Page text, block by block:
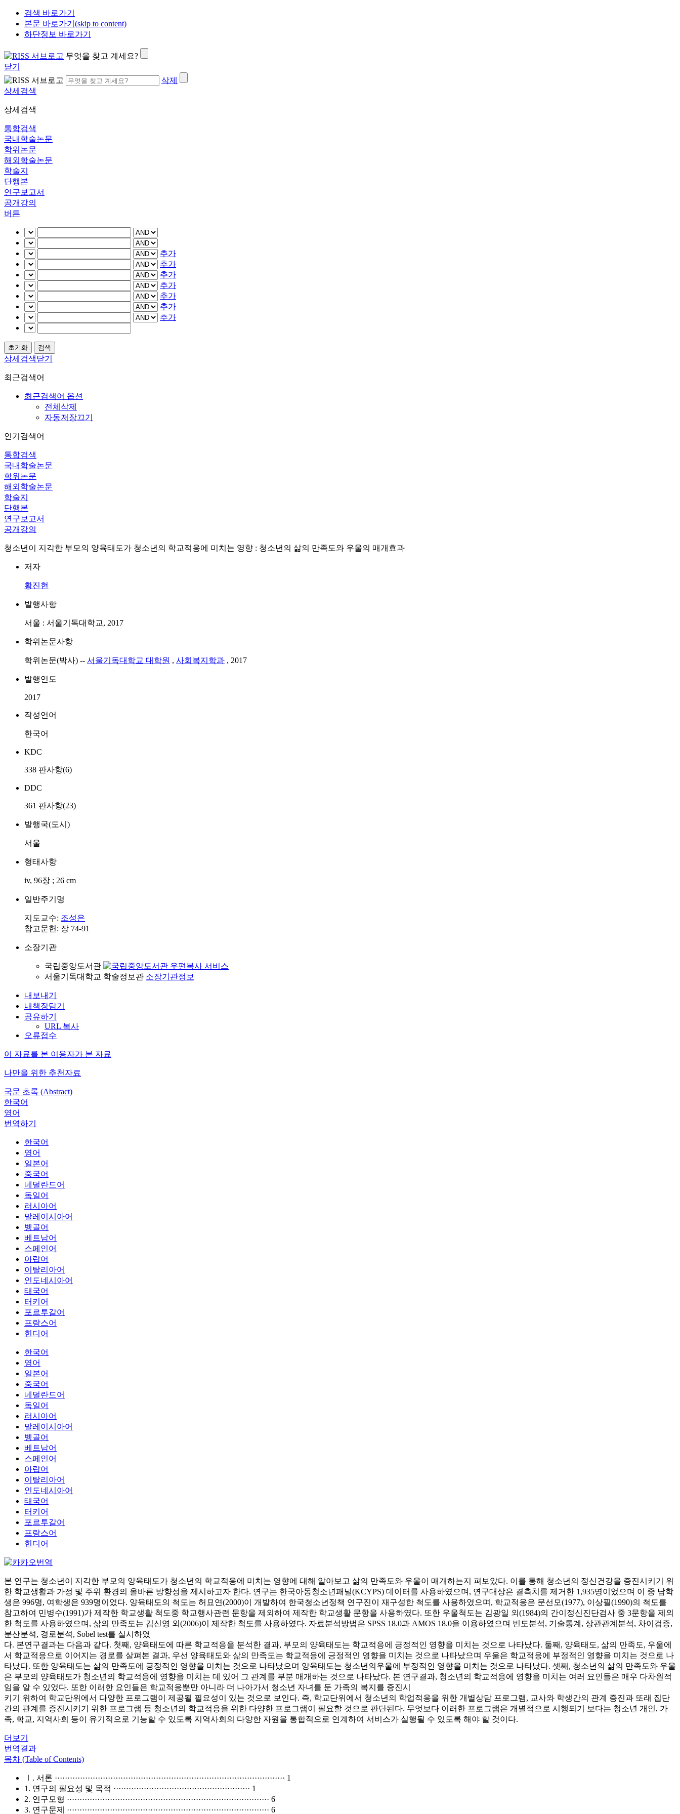
검색 바로가기
본문 바로가기(skip to content)
하단정보 바로가기
무엇을 찾고 계세요?
닫기
삭제
상세검색
상세검색
통합검색
국내학술논문
학위논문
해외학술논문
학술지
단행본
연구보고서
공개강의
버튼
추가
추가
추가
추가
추가
추가
추가
상세검색닫기
최근검색어
최근검색어 옵션
전체삭제
자동저장끄기
인기검색어
통합검색
국내학술논문
학위논문
해외학술논문
학술지
단행본
연구보고서
공개강의
청소년이 지각한 부모의 양육태도가 청소년의 학교적응에 미치는 영향 : 청소년의 삶의 만족도와 우울의 매개효과
저자
황진현
발행사항
서울 : 서울기독대학교, 2017
학위논문사항
학위논문(박사) -- 서울기독대학교 대학원 , 사회복지학과 , 2017
발행연도
2017
작성언어
한국어
KDC
338 판사항(6)
DDC
361 판사항(23)
발행국(도시)
서울
형태사항
iv, 96장 ; 26 cm
일반주기명
지도교수: 조성은
참고문헌: 장 74-91
소장기관
국립중앙도서관
서울기독대학교 학술정보관 소장기관정보
내보내기
내책장담기
공유하기
URL 복사
오류접수
이 자료를 본 이용자가 본 자료
나만을 위한 추천자료
국문 초록 (Abstract)
한국어
영어
번역하기
한국어
영어
일본어
중국어
네덜란드어
독일어
러시아어
말레이시아어
벵골어
베트남어
스페인어
아랍어
이탈리아어
인도네시아어
태국어
터키어
포르투갈어
프랑스어
힌디어
한국어
영어
일본어
중국어
네덜란드어
독일어
러시아어
말레이시아어
벵골어
베트남어
스페인어
아랍어
이탈리아어
인도네시아어
태국어
터키어
포르투갈어
프랑스어
힌디어
본 연구는 청소년이 지각한 부모의 양육태도가 청소년의 학교적응에 미치는 영향에 대해 알아보고 삶의 만족도와 우울이 매개하는지 펴보았다. 이를 통해 청소년의 정신건강을 증진시키기 위
한 학교생활과 가정 및 주위 환경의 올바른 방향성을 제시하고자 한다. 연구는 한국아동청소년패널(KCYPS) 데이터를 사용하였으며, 연구대상은 결측치를 제거한 1,935명이었으며 이 중 남학
생은 996명, 여학생은 939명이었다. 양육태도의 척도는 허묘연(2000)이 개발하여 한국청소년정책 연구진이 재구성한 척도를 사용하였으며, 학교적응은 문선모(1977), 이상필(1990)의 척도를
참고하여 민병수(1991)가 제작한 학교생활 척도중 학교행사관련 문항을 제외하여 제작한 학교생활 문항을 사용하였다. 또한 우울척도는 김광일 외(1984)의 간이정신진단검사 중 3문항을 제외
한 척도를 사용하였으며, 삶의 만족도는 김신영 외(2006)이 제작한 척도를 사용하였다. 자료분석방법은 SPSS 18.0과 AMOS 18.0을 이용하였으며 빈도분석, 기술통계, 상관관계분석, 차이검증,
분산분석, 경로분석, Sobel test를 실시하였
다. 본연구결과는 다음과 같다. 첫째, 양육태도에 따른 학교적응을 분석한 결과, 부모의 양육태도는 학교적응에 긍정적인 영향을 미치는 것으로 나타났다. 둘째, 양육태도, 삶의 만족도, 우울에
서 학교적응으로 이어지는 경로를 살펴본 결과, 우선 양육태도와 삶의 만족도는 학교적응에 긍정적인 영향을 미치는 것으로 나타났으며 우울은 학교적응에 부정적인 영향을 미치는 것으로 나
타났다. 또한 양육태도는 삶의 만족도에 긍정적인 영향을 미치는 것으로 나타났으며 양육태도는 청소년의우울에 부정적인 영향을 미치는 것으로 나타났다. 셋째, 청소년의 삶의 만족도와 우울
은 부모의 양육태도가 청소년의 학교적응에 영향을 미치는 데 있어 그 관계를 부분 매개하는 것으로 나타났다. 본 연구결과, 청소년의 학교적응에 영향을 미치는 여러 요인들은 매우 다차원적
임을 알 수 있었다. 또한 이러한 요인들은 학교적응뿐만 아니라 더 나아가서 청소년 자녀를 둔 가족의 복지를 증진시
키기 위하여 학교단위에서 다양한 프로그램이 제공될 필요성이 있는 것으로 보인다. 즉, 학교단위에서 청소년의 학업적응을 위한 개별상담 프로그램, 교사와 학생간의 관계 증진과 또래 집단
간의 관계를 증진시키기 위한 프로그램 등 청소년의 학교적응을 위한 다양한 프로그램이 필요할 것으로 판단된다. 무엇보다 이러한 프로그램은 개별적으로 시행되기 보다는 청소년 개인, 가
족, 학교, 지역사회 등이 유기적으로 기능할 수 있도록 지역사회의 다양한 자원을 통합적으로 연계하여 서비스가 실행될 수 있도록 해야 할 것이다.
더보기
번역결과
목차 (Table of Contents)
Ⅰ. 서론 ··························································································· 1
1. 연구의 필요성 및 목적 ······················································ 1
2. 연구모형 ················································································ 6
3. 연구문제 ················································································ 6